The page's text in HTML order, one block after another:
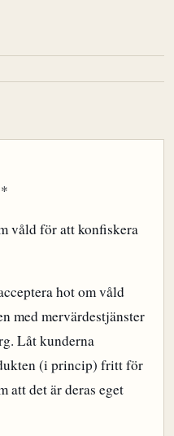
våld för att konfiskera
hot om våld
med mervärdestjänster
Låt kunderna
(i princip) fritt för
att det är deras eget